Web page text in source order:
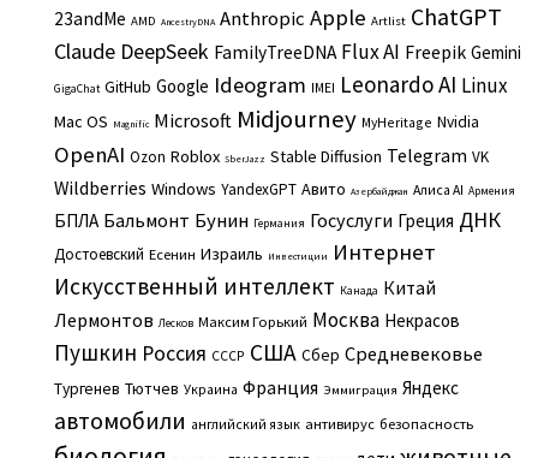
23andMe AMD AncestryDNA Anthropic Apple Artlist ChatGPT
Claude DeepSeek FamilyTreeDNA Flux AI Freepik Gemini
GigaChat GitHub Google Ideogram IMEI Leonardo AI Linux
Mac OS Magnific Microsoft Midjourney MyHeritage Nvidia
OpenAI Ozon Roblox SberJazz Stable Diffusion Telegram VK
Wildberries Windows YandexGPT Авито Азербайджан Алиса AI Армения
БПЛА Бальмонт Бунин Германия Госуслуги Греция ДНК
Достоевский Есенин Израиль Инвестиции Интернет
Искусственный интеллект Канада Китай
Лермонтов Лесков Максим Горький Москва Некрасов
Пушкин Россия СССР США Сбер Средневековье
Тургенев Тютчев Украина Франция Эммиграция Яндекс
автомобили английский язык антивирус безопасность